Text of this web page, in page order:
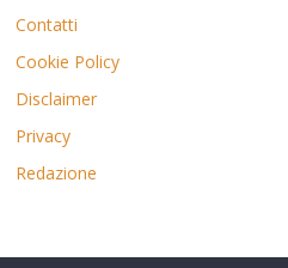
Contatti
Cookie Policy
Disclaimer
Privacy
Redazione